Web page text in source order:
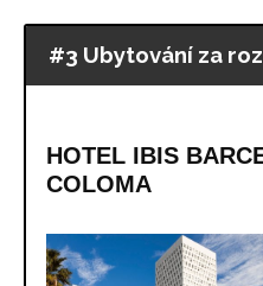
#3 Ubytování za
HOTEL IBIS
COLOMA